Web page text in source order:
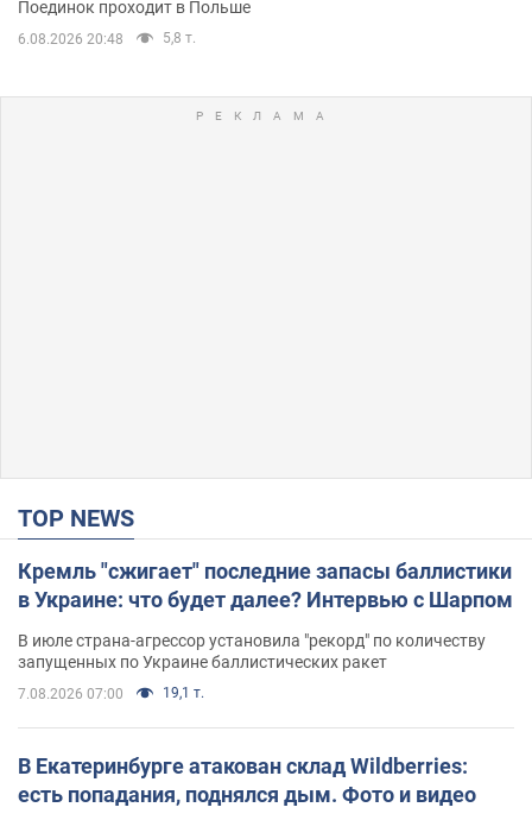
Поединок проходит в Польше
6.08.2026 20:48 5,8 т.
TOP NEWS
Кремль "сжигает" последние запасы баллистики
в Украине: что будет далее? Интервью с Шарпом
В июле страна-агрессор установила "рекорд" по количеству
запущенных по Украине баллистических ракет
7.08.2026 07:00 19,1 т.
В Екатеринбурге атакован склад Wildberries:
есть попадания, поднялся дым. Фото и видео